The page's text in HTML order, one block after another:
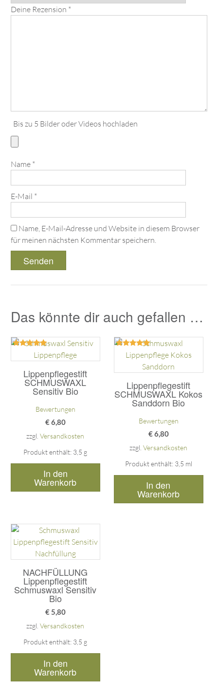
Deine Rezension *
Bis zu 5 Bilder oder Videos hochladen
Name *
E-Mail *
Name, E-Mail-Adresse und Website in diesem Browser
für meinen nächsten Kommentar speichern.
Das könnte dir auch gefallen …
Lippenpflegestift
SCHMUSWAXL
Sensitiv Bio
Bewertet
mit
von 5
Bewertungen
€6,80
zzgl.Versandkosten
Produkt enthält: 3,5 g
In den
Warenkorb
Lippenpflegestift
SCHMUSWAXL Kokos
Sanddorn Bio
Bewertet
mit
von 5
Bewertungen
€6,80
zzgl.Versandkosten
Produkt enthält: 3,5 ml
In den
Warenkorb
NACHFÜLLUNG
Lippenpflegestift
Schmuswaxl Sensitiv
Bio
€5,80
zzgl.Versandkosten
Produkt enthält: 3,5 g
In den
Warenkorb